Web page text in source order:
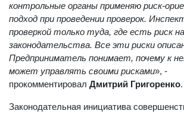
контрольные органы применяю риск-
подход при проведении проверок.
проверкой только туда, где есть риск
законодательства. Все эти риски
Предприниматель понимает, почему к
может управлять своими рисками», -
прокомментировал Дмитрий Григоренко.
Законодательная инициатива